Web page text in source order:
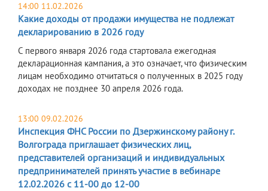
14:00 11.02.2026
Какие доходы от продажи имущества не подлежат
декларированию в 2026 году
С первого января 2026 года стартовала ежегодная
декларационная кампания, а это означает, что физическим
лицам необходимо отчитаться о полученных в 2025 году
доходах не позднее 30 апреля 2026 года.
13:00 09.02.2026
Инспекция ФНС России по Дзержинскому району г.
Волгограда приглашает физических лиц,
представителей организаций и индивидуальных
предпринимателей принять участие в вебинаре
12.02.2026 с 11-00 до 12-00